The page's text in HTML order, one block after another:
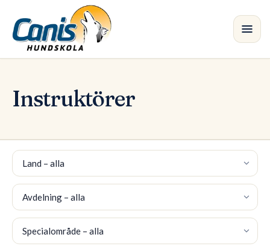
Hoppa till huvudinnehållet
Kurs
Instruktörer •
Butik
Blogg
Instruktörer
Land
Avdelning
Specialområde